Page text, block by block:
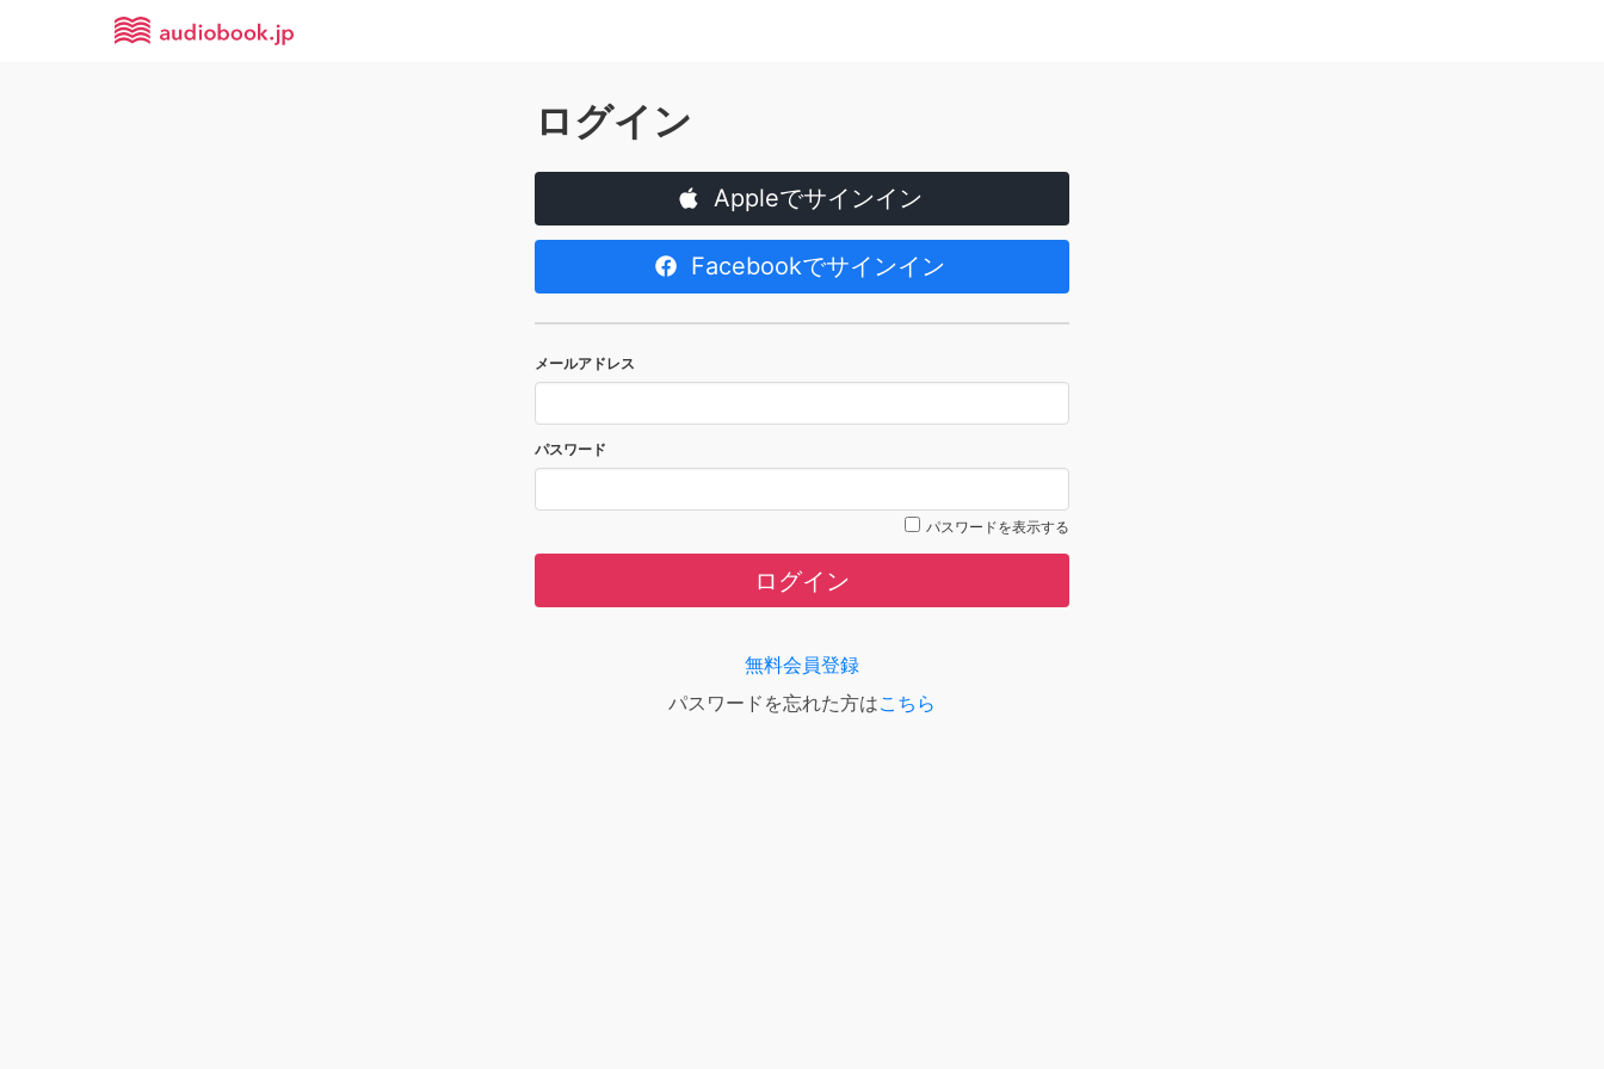
ログイン
Appleでサインイン
Facebookでサインイン
メールアドレス
パスワード
パスワードを表示する
ログイン
無料会員登録
パスワードを忘れた方はこちら